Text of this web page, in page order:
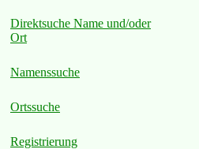
Direktsuche Name und/oder
Ort
Namenssuche
Ortssuche
Registrierung